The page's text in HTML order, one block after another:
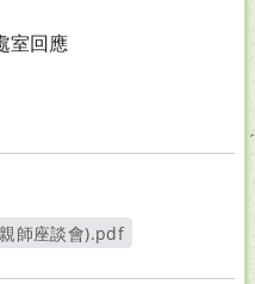
室回應
師座談會).pdf